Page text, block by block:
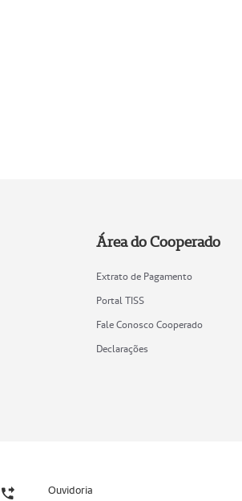
Área do Cooperado
Extrato de Pagamento
Portal TISS
Fale Conosco Cooperado
Declarações
Ouvidoria